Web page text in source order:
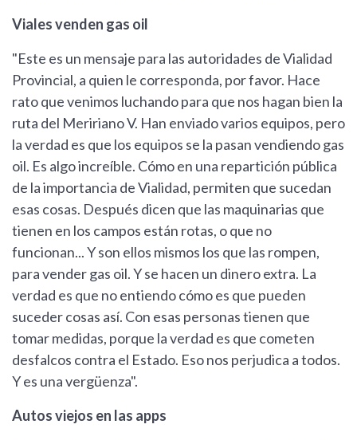
Viales venden gas oil
"Este es un mensaje para las autoridades de Vialidad
Provincial, a quien le corresponda, por favor. Hace
rato que venimos luchando para que nos hagan bien la
ruta del Meririano V. Han enviado varios equipos, pero
la verdad es que los equipos se la pasan vendiendo gas
oil. Es algo increíble. Cómo en una repartición pública
de la importancia de Vialidad, permiten que sucedan
esas cosas. Después dicen que las maquinarias que
tienen en los campos están rotas, o que no
funcionan... Y son ellos mismos los que las rompen,
para vender gas oil. Y se hacen un dinero extra. La
verdad es que no entiendo cómo es que pueden
suceder cosas así. Con esas personas tienen que
tomar medidas, porque la verdad es que cometen
desfalcos contra el Estado. Eso nos perjudica a todos.
Y es una vergüenza".
Autos viejos en las apps